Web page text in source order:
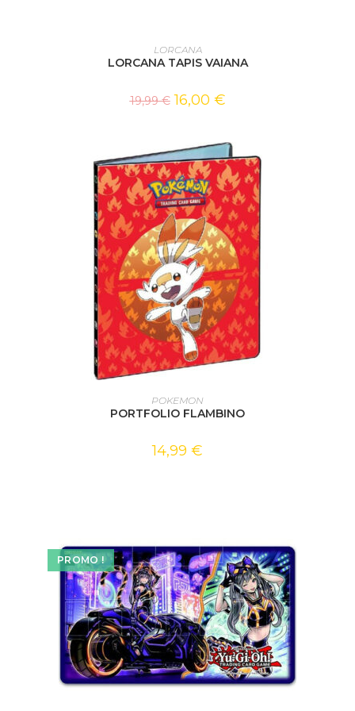
AJOUTER AU PANIER
LORCANA
LORCANA TAPIS VAIANA
19,99€ 16,00 €
AJOUTER AU PANIER
POKEMON
PORTFOLIO FLAMBINO
14,99 €
PROMO !